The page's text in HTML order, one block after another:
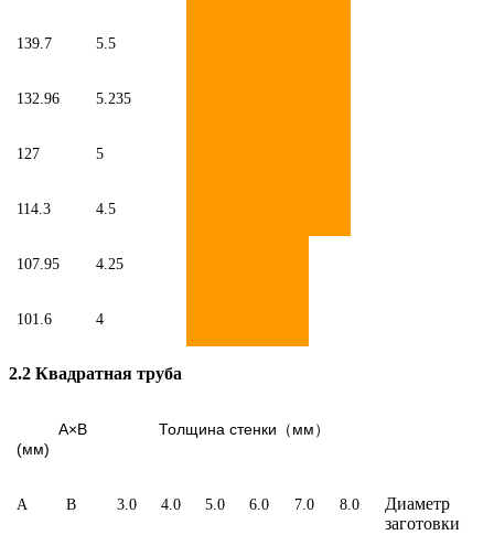
139.7 5.5
132.96 5.235
127 5
114.3 4.5
107.95 4.25
101.6 4
2.2 Квадратная труба
A×B
(мм)
Толщина стенки （ мм ）
A B 3.0 4.0 5.0 6.0 7.0 8.0
Диаметр
заготовки